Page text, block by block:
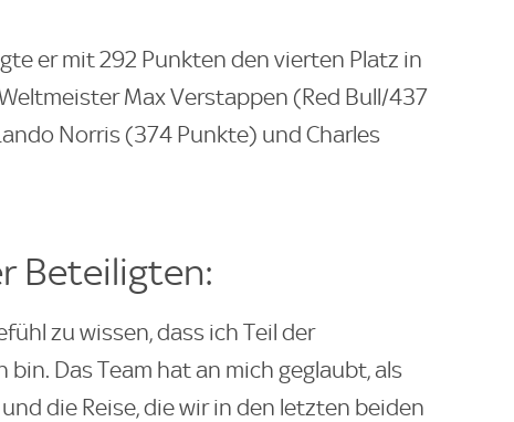
er mit 292 Punkten den vierten Platz in
Max Verstappen (Red Bull/437
Norris (374 Punkte) und Charles
Beteiligten:
zu wissen, dass ich Teil der
Das Team hat an mich geglaubt, als
die Reise, die wir in den letzten beiden